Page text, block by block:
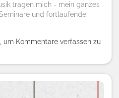
tragen mich - mein ganzes
und fortlaufende
, um Kommentare verfassen zu